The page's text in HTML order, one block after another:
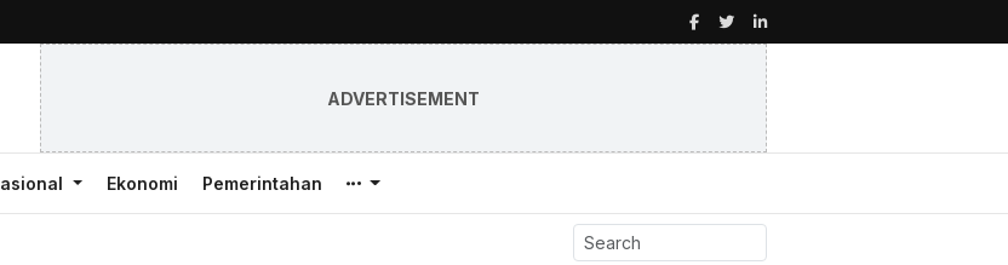
ADVERTISEMENT
Ekonomi Pemerintahan